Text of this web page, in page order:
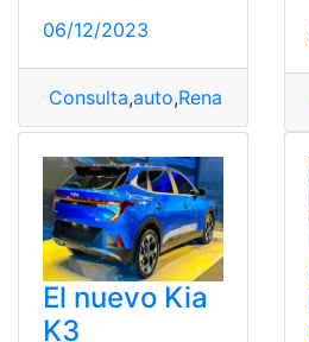
06/12/2023
Consulta,auto,Renault
El nuevo Kia
K3